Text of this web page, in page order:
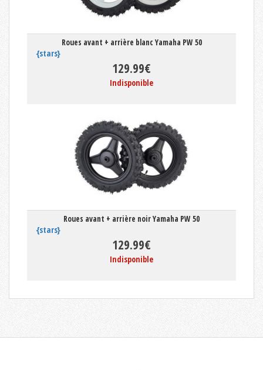
Roues avant + arrière blanc Yamaha PW 50
{stars}
129.99€
Indisponible
Roues avant + arrière noir Yamaha PW 50
{stars}
129.99€
Indisponible